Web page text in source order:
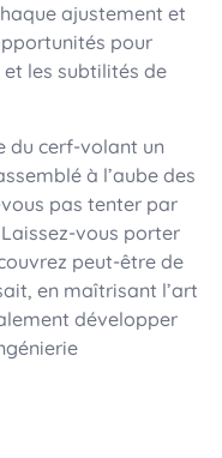
ajustement et
pour
les subtilités de
du cerf-volant un
à l’aube des
pas tenter par
vous porter
peut-être de
en maîtrisant l’art
développer